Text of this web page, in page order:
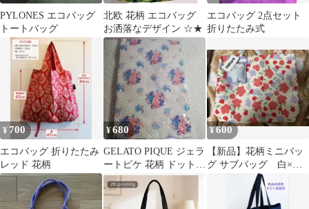
PYLONES エコバッグ
トートバッグ
北欧 花柄 エコバッグ
お洒落なデザイン ☆★
エコバッグ 2点セット
折りたたみ式
¥ 700
エコバッグ 折りたたみ
レッド 花柄
¥680
GELATO PIQUE ジェラ
ートピケ 花柄 ドット
エコバッグ トートバッ
グ
¥600
【新品】花柄ミニバッ
グ サブバッグ 白×花
柄 ハンドバッグ ト
ートバッグ